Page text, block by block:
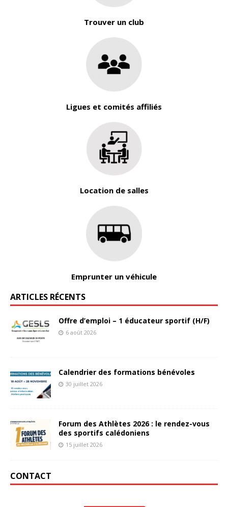
Trouver un club
Ligues et comités affiliés
Location de salles
Emprunter un véhicule
ARTICLES RÉCENTS
Offre d’emploi – 1 éducateur sportif (H/F)
6 août 2026
Calendrier des formations bénévoles
30 juillet 2026
Forum des Athlètes 2026 : le rendez-vous
des sportifs calédoniens
15 juillet 2026
CONTACT